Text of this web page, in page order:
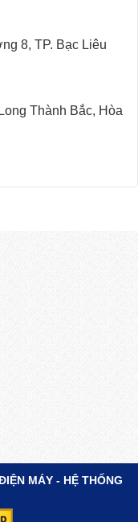
8, TP. Bạc Liêu
Thành Bắc, Hòa
MÁY - HỆ THỐNG